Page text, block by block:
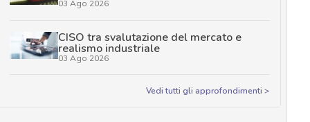
03 Ago 2026
CISO tra svalutazione del mercato e
realismo industriale
03 Ago 2026
Vedi tutti gli approfondimenti >